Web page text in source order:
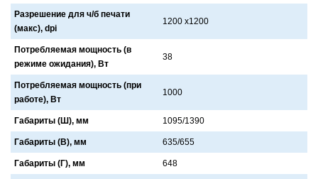
Разрешение для ч/б печати
(макс), dpi
1200 x1200
Потребляемая мощность (в
режиме ожидания), Вт
38
Потребляемая мощность (при
работе), Вт
1000
Габариты (Ш), мм 1095/1390
Габариты (В), мм 635/655
Габариты (Г), мм 648